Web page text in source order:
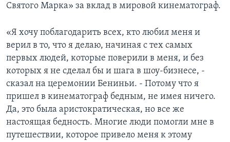
Святого Марка» за вклад в мировой кинематограф.
«Я хочу поблагодарить всех, кто любил меня и
верил в то, что я делаю, начиная с тех самых
первых людей, которые поверили в меня, и без
которых я не сделал бы и шага в шоу-бизнесе, -
сказал на церемонии Бениньи. - Потому что я
пришел в кинематограф бедным, не имея ничего.
Да, это была аристократическая, но все же
настоящая бедность. Многие люди помогли мне в
путешествии, которое привело меня к этому